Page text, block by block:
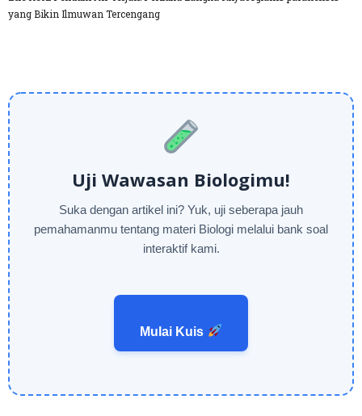
yang Bikin Ilmuwan Tercengang
Uji Wawasan Biologimu!
Suka dengan artikel ini? Yuk, uji seberapa jauh
pemahamanmu tentang materi Biologi melalui bank soal
interaktif kami.
Mulai Kuis